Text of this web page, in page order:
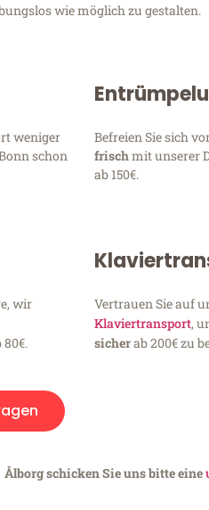
wie möglich zu gestalten.
weniger
schon
Befreien Sie sich
frischmit unserer
ab 150€.
wir
Vertrauen Sie auf
Klaviertransport,
sicherab 200€ zu
schicken Sie uns bitte eine